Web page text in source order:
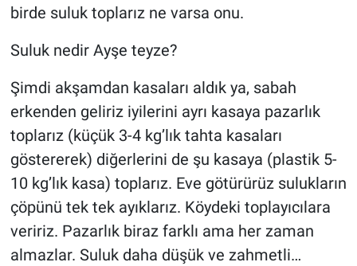
birde suluk toplarız ne varsa onu.
Suluk nedir Ayşe teyze?
Şimdi akşamdan kasaları aldık ya, sabah
erkenden geliriz iyilerini ayrı kasaya pazarlık
toplarız (küçük 3-4 kg’lık tahta kasaları
göstererek) diğerlerini de şu kasaya (plastik 5-
10 kg’lık kasa) toplarız. Eve götürürüz sulukların
çöpünü tek tek ayıklarız. Köydeki toplayıcılara
veririz. Pazarlık biraz farklı ama her zaman
almazlar. Suluk daha düşük ve zahmetli…